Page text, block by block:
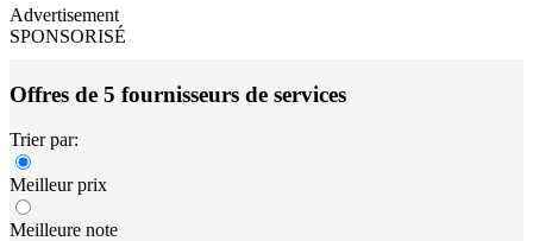
Advertisement
SPONSORISÉ
Offres de 5 fournisseurs de services
Trier par:
Meilleur prix
Meilleure note